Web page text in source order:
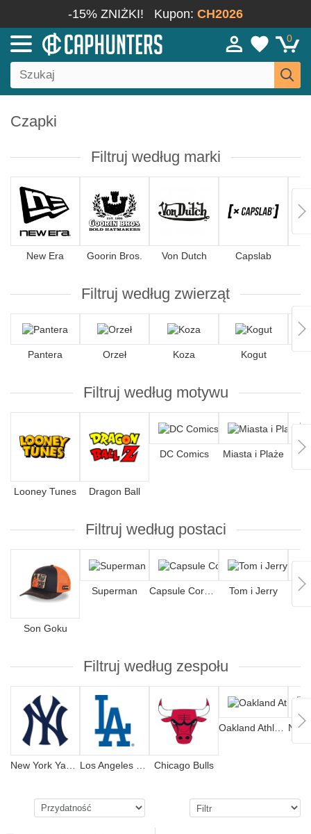
-15% ZNIŻKI! Kupon: CH2026
0
Czapki
Filtruj według marki
New Era Goorin Bros. Von Dutch Capslab
Filtruj według zwierząt
Pantera Orzeł Koza Kogut
Filtruj według motywu
Looney Tunes Dragon Ball
DC Comics Miasta i Plaże
Filtruj według postaci
Son Goku
Superman Tom i Jerry
Filtruj według zespołu
New York Yankees Los Angeles Dodgers Chicago Bulls